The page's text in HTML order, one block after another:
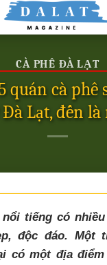
CÀ PHÊ ĐÀ LẠT
quán cà phê
Lạt, đến là
tiếng có nhiều
độc đáo. Một
có một địa